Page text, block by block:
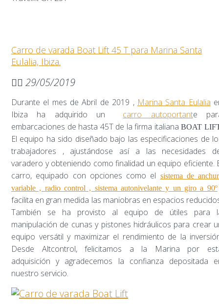
Carro de varada Boat Lift 45 T para Marina Santa
Eulalia, Ibiza.
29/05/2019
Durante el mes de Abril de 2019 , Marina Santa Eulalia
Ibiza ha adquirido un carro autoportante
embarcaciones de hasta 45T de la firma italianaBOAT
El equipo ha sido diseñado bajo las especificaciones de
trabajadores , ajustándose así a las necesidades
varadero y obteniendo como finalidad un equipo eficiente.
carro, equipado con opciones como el sistema de
variable , radio control , sistema autonivelante y un giro a 90º
facilita en gran medida las maniobras en espacios
También se ha provisto al equipo de útiles para
manipulación de cunas y pistones hidráulicos para crear
equipo versátil y maximizar el rendimiento de la
Desde Altcontrol, felicitamos a la Marina por
adquisición y agradecemos la confianza depositada
nuestro servicio.